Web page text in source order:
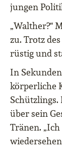
jungen
„Walther?“
zu. Trotz
rüstig und
In
körperliche
über sein
Tränen.